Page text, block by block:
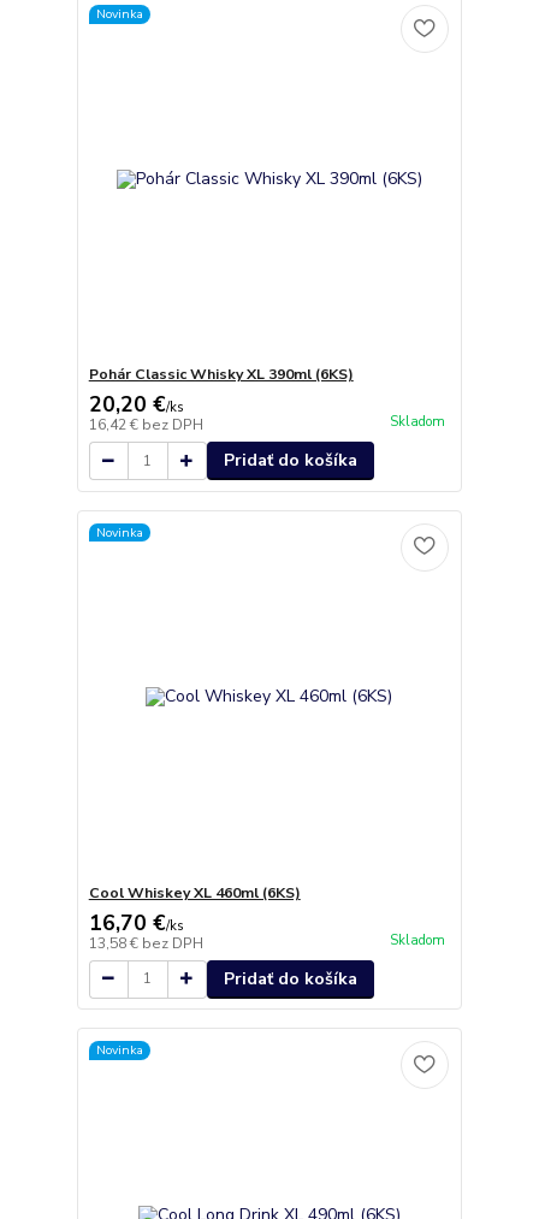
Novinka
Pohár Classic Whisky XL 390ml (6KS)
20,20 €/ks
16,42 € bez DPH Skladom
Pridať do košíka
Novinka
Cool Whiskey XL 460ml (6KS)
16,70 €/ks
13,58 € bez DPH Skladom
Pridať do košíka
Novinka